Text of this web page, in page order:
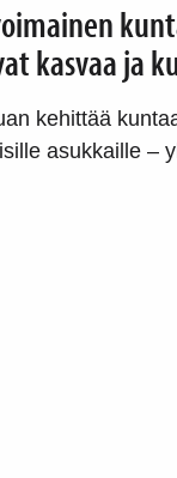
kasvaa ja
kehittää
asukkaille –